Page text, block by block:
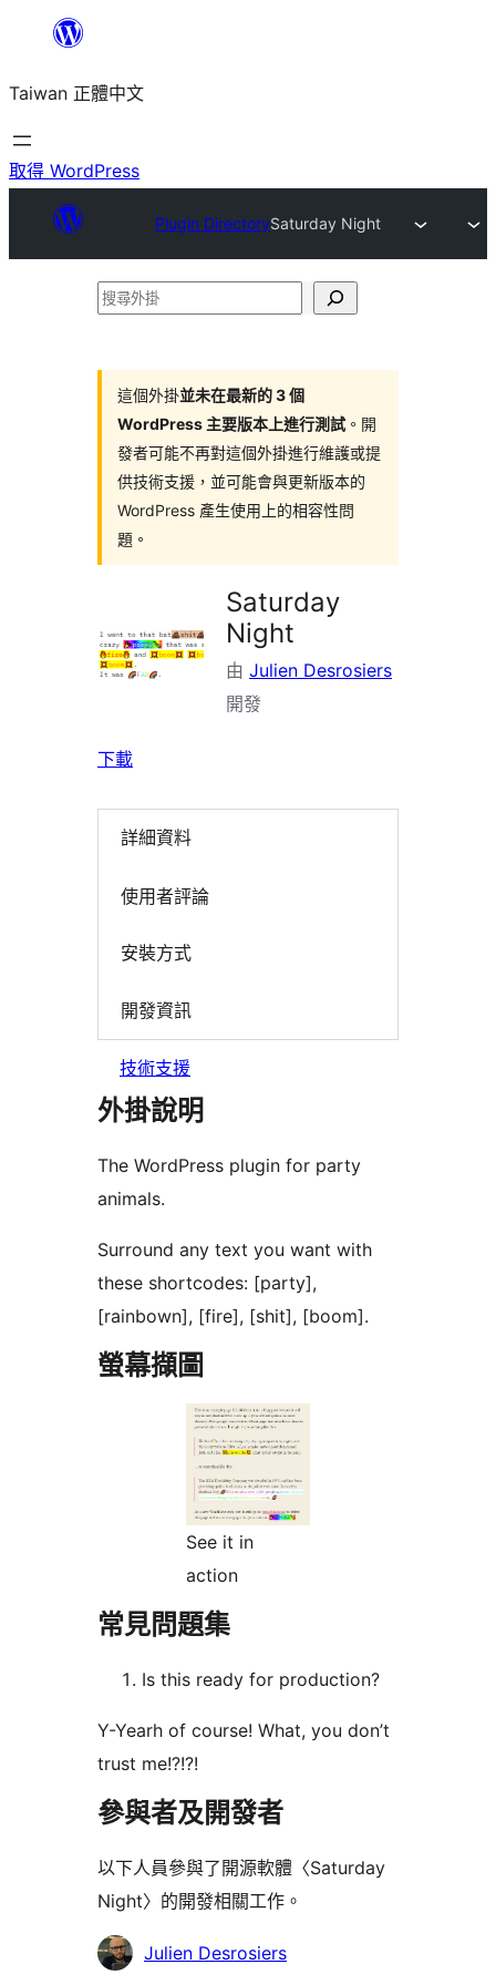
主
要
內
Taiwan 正體中文
取得 WordPress
Plugin DirectorySaturday Night
搜
這個外掛並未在最新的 3 個
WordPress 主要版本上進行測試 。開
發者可能不再對這個外掛進行維護或提
供技術支援，並可能會與更新版本的
WordPress 產生使用上的相容性問
題。
Saturday
Night
由 Julien Desrosiers
開發
下載
詳細資料
使用者評論
安裝方式
開發資訊
技術支援
外掛說明
The WordPress plugin for party
animals.
Surround any text you want with
these shortcodes: [party],
[rainbown], [fire], [shit], [boom].
螢幕擷圖
See it in
action
常見問題集
Is this ready for production?
Y-Yearh of course! What, you don’t
trust me!?!?!
參與者及開發者
以下人員參與了開源軟體〈Saturday
Night〉的開發相關工作。
參
Julien Desrosiers